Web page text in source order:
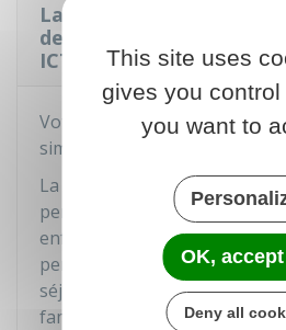
La famille d'une
de séjour temporaire -
ICT peut-elle s'installer
Votre famille peut bénéficier
simplifiée
La "
famille accompagnante
personne avec qui vous êtes
enfants mineurs. La
permet de venir en France
séjour, sans faire la
familial.
This site uses
gives you
you want to
OK, accept
Deny all